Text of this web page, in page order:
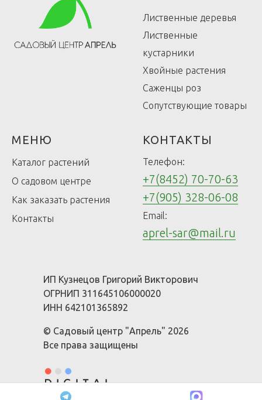
Лиственные деревья
Лиственные
кустарники
Хвойные растения
Саженцы роз
Сопутствующие товары
МЕНЮ
Каталог растений
О садовом центре
Как заказать растения
Контакты
КОНТАКТЫ
Телефон:
+7(8452) 70-70-63
+7(905) 328-06-08
Email:
aprel-sar@mail.ru
© Садовый центр "Апрель" 2026
Все права защищены
ИП Кузнецов Григорий Викторович
ОГРНИП 311645106000020
ИНН 642101365892